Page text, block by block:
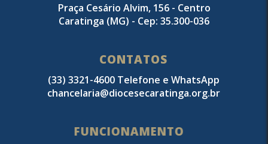
Praça Cesário Alvim, 156 - Centro
Caratinga (MG) - Cep: 35.300-036
CONTATOS
(33) 3321-4600 Telefone e WhatsApp
chancelaria@diocesecaratinga.org.br
FUNCIONAMENTO